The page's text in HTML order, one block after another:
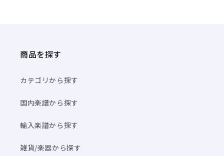
商品を探す
カテゴリから探す
国内楽譜から探す
輸入楽譜から探す
雑貨/楽器から探す